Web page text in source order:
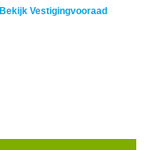
Bekijk Vestigingvooraad